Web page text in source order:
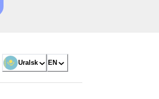
Uralsk EN